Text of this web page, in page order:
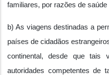
familiares, por razões de
b) As viagens destinadas a
países de cidadãos
continental, desde que tais
autoridades competentes de